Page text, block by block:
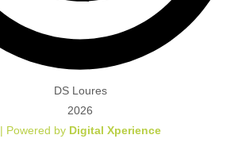
DS Loures
2026
| Powered by Digital Xperience